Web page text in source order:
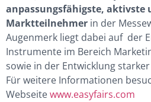
anpassungsfähigste, aktivste
Marktteilnehmer in der
Augenmerk liegt dabei auf der
Instrumente im Bereich
sowie in der Entwicklung
Für weitere Informationen
Webseitewww.easyfairs.com